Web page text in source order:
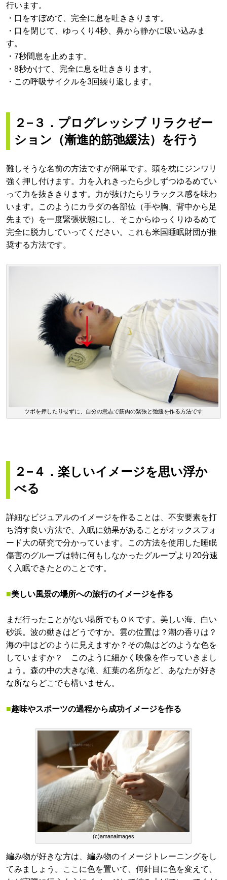
行います。
・口をすぼめて、完全に息を吐ききります。
・口を閉じて、ゆっくり4秒、鼻から静かに吸い込みま
す。
・7秒間息を止めます。
・8秒かけて、完全に息を吐ききります。
・この呼吸サイクルを3回繰り返します。
２−３．プログレッシブ リラクゼー
ション（漸進的筋弛緩法）を行う
難しそうな名前の方法ですが簡単です。頭を枕にジンワリ
強く押し付けます。力を入れきったら少しずつゆるめてい
って力を抜ききります。力が抜けたらリラックス感を味わ
います。このようにカラダの各部位（手や胸、背中から足
先まで）を一度緊張状態にし、そこからゆっくりゆるめて
完全に脱力していってください。これも米国睡眠財団が推
奨する方法です。
ツボを押したりせずに、自分の意志で筋肉の緊張と弛緩を作る方法です
２−４．楽しいイメージを思い浮か
べる
詳細なビジュアルのイメージを作ることは、不安要素を打
ち消す良い方法で、入眠に効果があることがオックスフォ
ード大の研究で分かっています。この方法を使用した睡眠
傷害のグループは特に何もしなかったグループより20分速
く入眠できたとのことです。
■美しい風景の場所への旅行のイメージを作る
まだ行ったことがない場所でもＯＫです。美しい海、白い
砂浜。波の動きはどうですか。雲の位置は？潮の香りは？
海の中はどのように見えますか？その魚はどのような色を
していますか？ このように細かく映像を作っていきまし
ょう。森の中の大きな滝、紅葉の名所など、あなたが好き
な所ならどこでも構いません。
■趣味やスポーツの過程から成功イメージを作る
(c)amanaimages
編み物が好きな方は、編み物のイメージトレーニングをし
てみましょう。ここに色を置いて、何針目に色を変えて、